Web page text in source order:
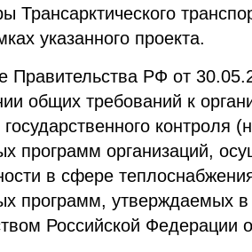
Трансарктического
указанного проекта.
Правительства РФ от
общих требований к
государственного контроля
программ организаций,
в сфере
программ, утверждаемых в
Российской Федерации